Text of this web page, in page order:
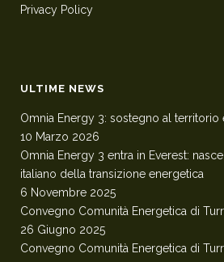
Privacy Policy
ULTIME NEWS
Omnia Energy 3: sostegno al territorio
10 Marzo 2026
Omnia Energy 3 entra in Everest:
italiano della transizione energetica
6 Novembre 2025
Convegno Comunità Energetica di
26 Giugno 2025
Convegno Comunità Energetica di